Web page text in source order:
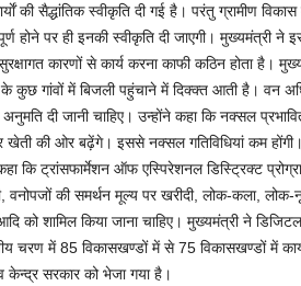
की सैद्धांतिक स्वीकृति दी गई है। परंतु ग्रामीण
होने पर ही इनकी स्वीकृति दी जाएगी। मुख्यमंत्री
कारणों से कार्य करना काफी कठिन होता है।
कुछ गांवों में बिजली पहुंचाने में दिक्क्त आती है। वन
दी जानी चाहिए। उन्होंने कहा कि नक्सल
की ओर बढ़ेंगे। इससे नक्सल गतिविधियां कम होंगी।
कि ट्रांसफार्मेशन ऑफ एस्पिरेशनल डिस्ट्रिक्ट
वनोपजों की समर्थन मूल्य पर खरीदी, लोक-कला,
को शामिल किया जाना चाहिए। मुख्यमंत्री ने
चरण में 85 विकासखण्डों में से 75 विकासखण्डों में
केन्द्र सरकार को भेजा गया है।